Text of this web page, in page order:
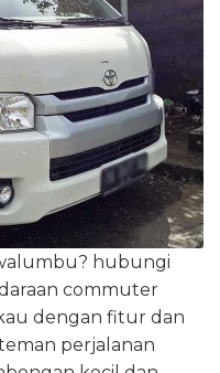
hubungi
commuter
dengan fitur dan
perjalanan